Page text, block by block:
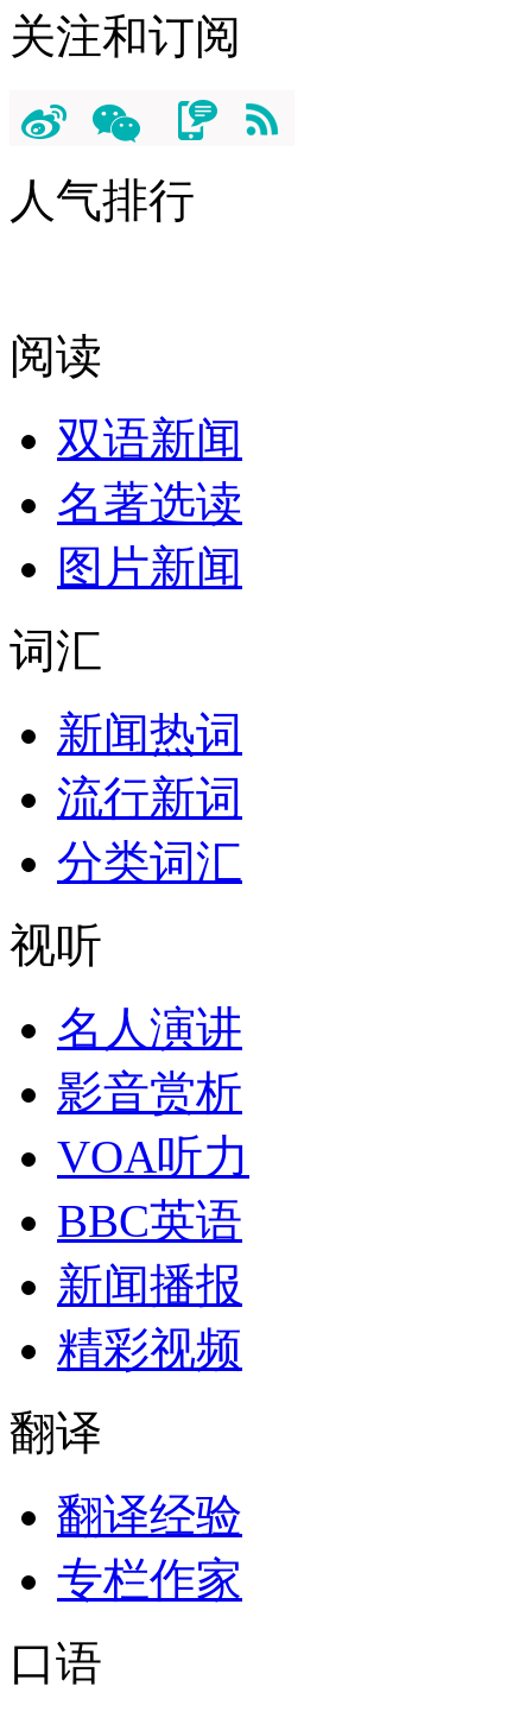
关注和订阅
人气排行
阅读
双语新闻
名著选读
图片新闻
词汇
新闻热词
流行新词
分类词汇
视听
名人演讲
影音赏析
VOA听力
BBC英语
新闻播报
精彩视频
翻译
翻译经验
专栏作家
口语